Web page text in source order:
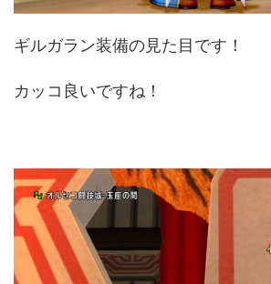
ギルガラン装備の見た目です！
カッコ良いですね！